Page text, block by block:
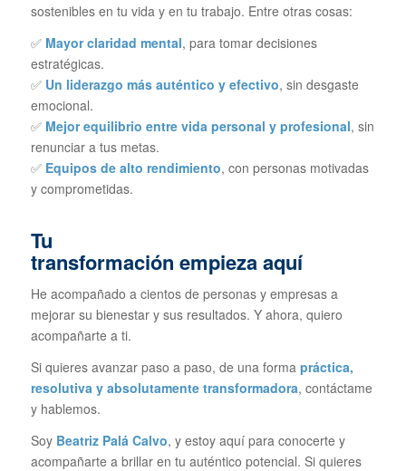
sostenibles en tu vida y en tu trabajo. Entre otras cosas:
✅ Mayor claridad mental, para tomar decisiones
estratégicas.
✅ Un liderazgo más auténtico y efectivo, sin desgaste
emocional.
✅ Mejor equilibrio entre vida personal y profesional, sin
renunciar a tus metas.
✅ Equipos de alto rendimiento, con personas motivadas
y comprometidas.
Tu
transformación empieza aquí
He acompañado a cientos de personas y empresas a
mejorar su bienestar y sus resultados. Y ahora, quiero
acompañarte a ti.
Si quieres avanzar paso a paso, de una forma práctica,
resolutiva y absolutamente transformadora, contáctame
y hablemos.
Soy Beatriz Palá Calvo, y estoy aquí para conocerte y
acompañarte a brillar en tu auténtico potencial. Si quieres